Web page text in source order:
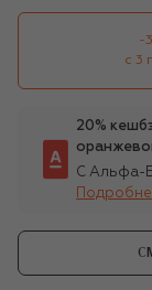
-
с 3
20%
С Альфа-